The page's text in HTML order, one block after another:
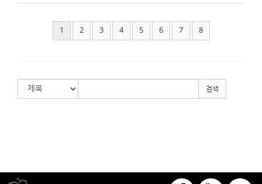
1 2 3 4 5 6 7 8
검색